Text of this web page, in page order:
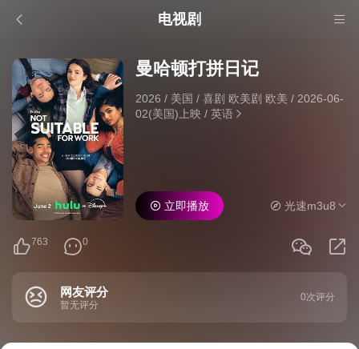
电视剧
曼哈顿打拼日记
2026 / 美国 / 喜剧 欧美剧 欧美/ 2026-06-
02(美国)上映 / 英语
763 0
立即播放 光速m3u8
网友评分
暂无评分
0次评分